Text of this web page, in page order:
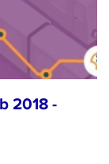
2018 -